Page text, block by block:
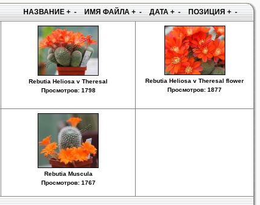
НАЗВАНИЕ+- ИМЯ ФАЙЛА+- ДАТА+- ПОЗИЦИЯ+-
Rebutia Heliosa v Theresal
Просмотров: 1798
Rebutia Heliosa v Theresal flower
Просмотров: 1877
Rebutia Muscula
Просмотров: 1767